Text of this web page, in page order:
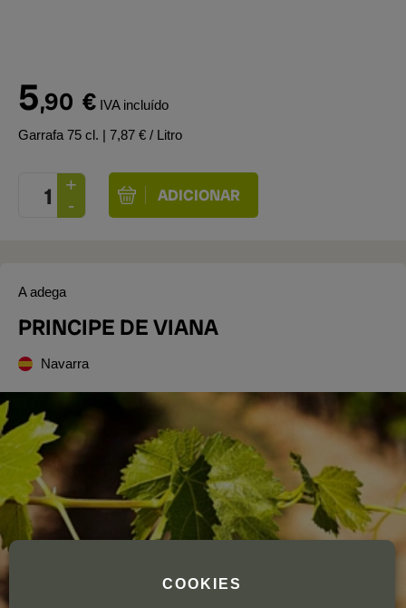
5,90 € IVA incluído
Garrafa 75 cl. | 7,87 € / Litro
A adega
PRINCIPE DE VIANA
Navarra
COOKIES